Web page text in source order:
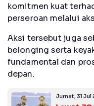
komitmen kuat
perseroan melalui
Aksi tersebut juga
belonging serta
fundamental dan
depan.
Jumat, 31 Jul